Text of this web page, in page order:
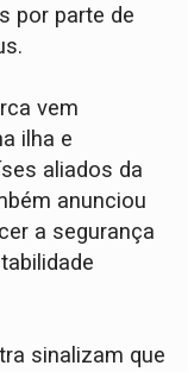
por parte de
vem
ilha e
aliados da
anunciou
a segurança
sinalizam que